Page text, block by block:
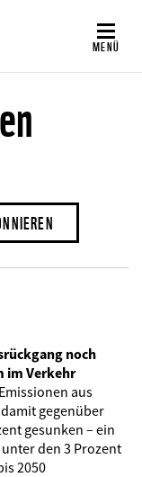
MENÜ
noch
im Verkehr
aus
gegenüber
gesunken – ein
den 3 Prozent
2050